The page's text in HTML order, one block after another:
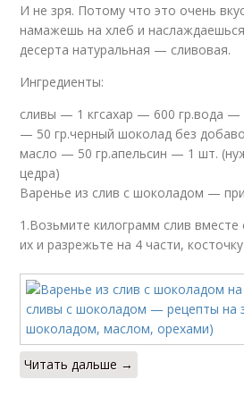
И не зря. Потому что это очень
намажешь на хлеб и
десерта натуральная — сливовая.
Ингредиенты:
сливы — 1 кгсахар — 600 гр.вода
— 50 гр.черный шоколад без
масло — 50 гр.апельсин — 1 шт.
цедра)
Варенье из слив с шоколадом —
1.Возьмите килограмм слив
их и разрежьте на 4 части,
Читать дальше →